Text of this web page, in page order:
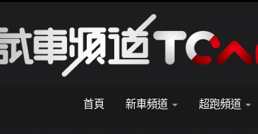
首頁 新車頻道 超跑頻道